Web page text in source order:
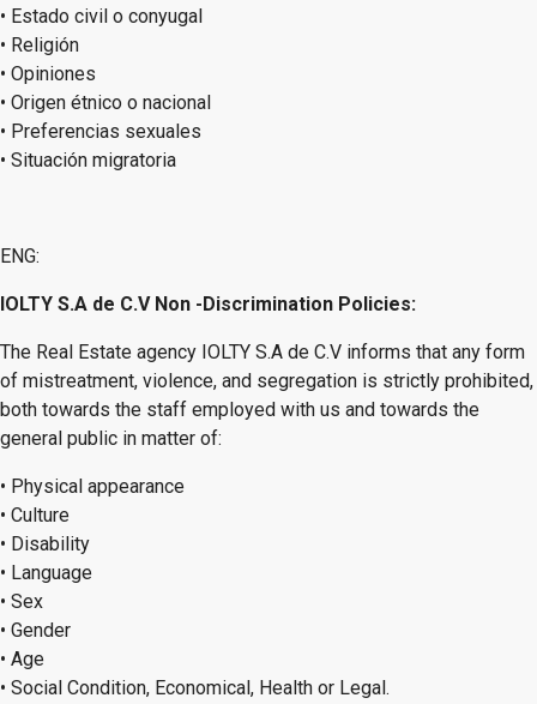
• Estado civil o conyugal
• Religión
• Opiniones
• Origen étnico o nacional
• Preferencias sexuales
• Situación migratoria
ENG:
IOLTY S.A de C.V Non -Discrimination Policies:
The Real Estate agency IOLTY S.A de C.V informs that any form
of mistreatment, violence, and segregation is strictly prohibited,
both towards the staff employed with us and towards the
general public in matter of:
• Physical appearance
• Culture
• Disability
• Language
• Sex
• Gender
• Age
• Social Condition, Economical, Health or Legal.